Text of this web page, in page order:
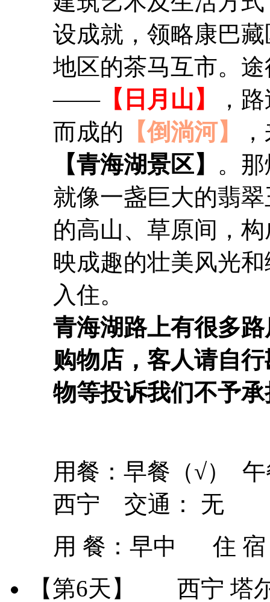
设成就，领略康巴
地区的茶马互市。
——【日月山】
，
而成的 【倒淌河】
【青海湖景区】 。
就像一盏巨大的翡
的高山、草原间，
映成趣的壮美风光
入住。
青海湖路上有很多
购物店，客人请自
物等投诉我们不予承
用餐：早餐（√）
西宁 交通： 无
用 餐： 早中 住
【第6天】
西宁 塔